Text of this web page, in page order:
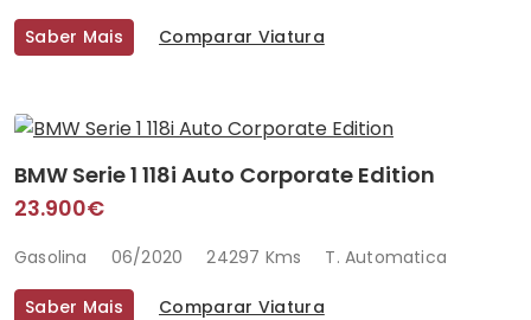
Saber Mais Comparar Viatura
BMW Serie 1 118i Auto Corporate Edition
23.900€
Gasolina 06/2020 24297 Kms T. Automatica
Saber Mais Comparar Viatura